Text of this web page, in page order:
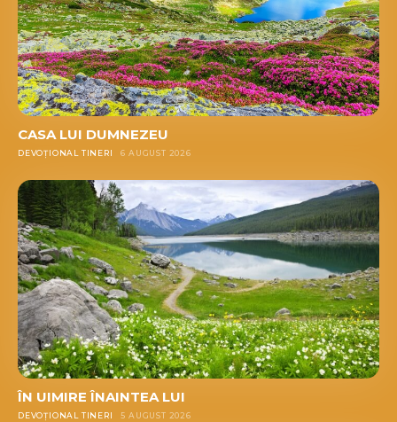
CASA LUI DUMNEZEU
DEVOȚIONAL TINERI 6 AUGUST 2026
ÎN UIMIRE ÎNAINTEA LUI
DEVOȚIONAL TINERI 5 AUGUST 2026